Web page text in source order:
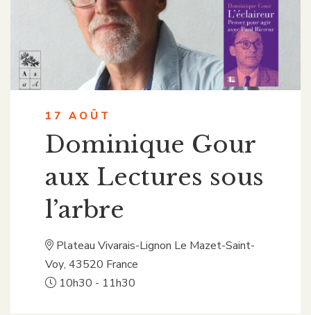
17 AOÛT
Dominique Gour
aux Lectures sous
l’arbre
Plateau Vivarais-Lignon Le Mazet-Saint-
Voy, 43520 France
10h30 - 11h30